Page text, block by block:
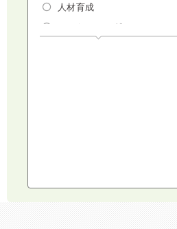
人材育成
マーケティング
コミュニケーション・話し方